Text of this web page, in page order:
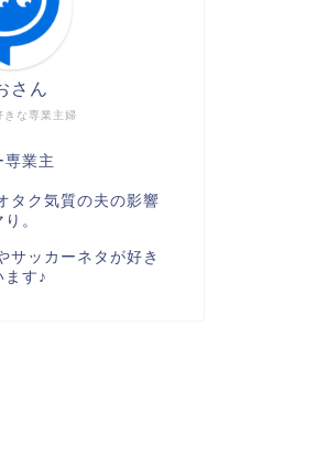
きな専業主婦
さん
専業主
気質の夫の影響
。
カーネタが好き
ます♪